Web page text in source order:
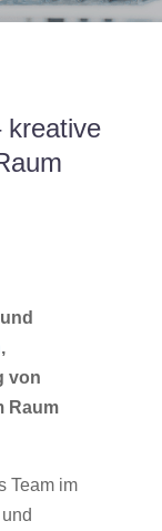
kreative
,
von
Raum
Team im